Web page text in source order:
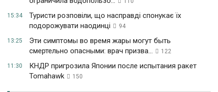
15:34
Туристи розповіли, що насправді спонукає їх
подорожувати наодинці
94
13:25
Эти симптомы во время жары могут быть
смертельно опасными: врач призва...
122
11:30
КНДР пригрозила Японии после испытания ракет
Tomahawk
150